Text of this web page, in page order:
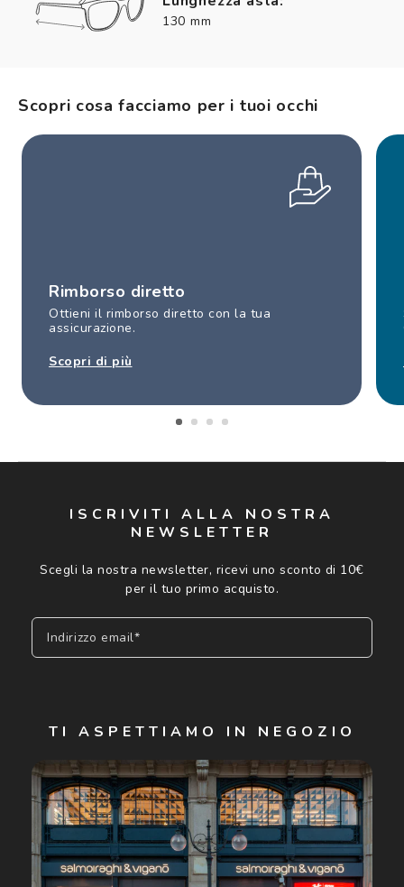
130 mm
Scopri cosa facciamo per i tuoi occhi
Rimborso diretto
Ottieni il rimborso diretto con la tua
assicurazione.
Scopri di più
ISCRIVITI ALLA NOSTRA
NEWSLETTER
Scegli la nostra newsletter, ricevi uno sconto di 10€
per il tuo primo acquisto.
Indirizzo email*
Cliccando su "Iscriviti", confermo di avere più di 16 anni e
acconsento all'utilizzo dei miei Dati Personali da parte di
Luxottica Group S.p.A. per l'invio di offerte speciali, novità
ed altre comunicazioni di carattere pubblicitario (consultare
Informativa sulla privacyper ulteriori informazioni).
TI ASPETTIAMO IN NEGOZIO